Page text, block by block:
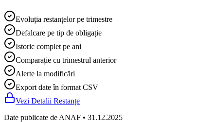
Evoluția restanțelor pe trimestre
Defalcare pe tip de obligație
Istoric complet pe ani
Comparație cu trimestrul anterior
Alerte la modificări
Export date în format CSV
Vezi Detalii Restanțe
Date publicate de ANAF • 31.12.2025